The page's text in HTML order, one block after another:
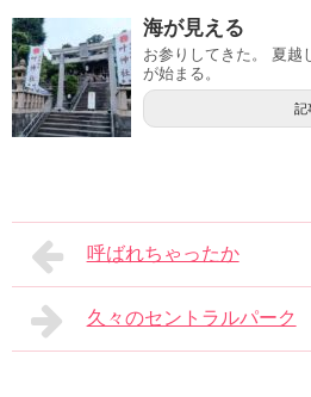
海が見える
お参りしてきた。 夏越
が始まる。
記
呼ばれちゃったか
久々のセントラルパーク